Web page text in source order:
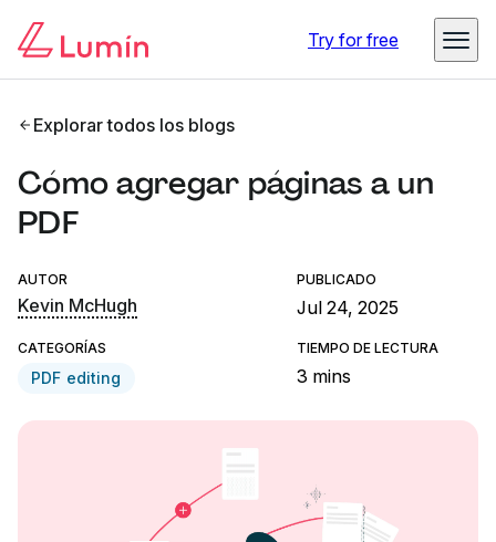
Try for free
Explorar todos los blogs
Cómo agregar páginas a un
PDF
AUTOR
Kevin McHugh
PUBLICADO
Jul 24, 2025
CATEGORÍAS
PDF editing
TIEMPO DE LECTURA
3 mins